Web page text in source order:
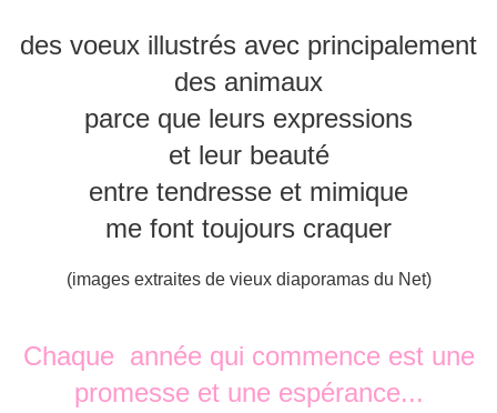
des voeux illustrés avec principalement
des animaux
parce que leurs expressions
et leur beauté
entre tendresse et mimique
me font toujours craquer
(images extraites de vieux diaporamas du Net)
Chaque année qui commence est une
promesse et une espérance...